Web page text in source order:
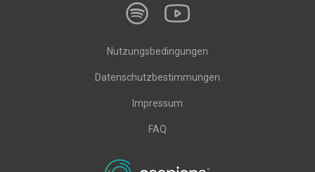
Nutzungsbedingungen
Datenschutzbestimmungen
Impressum
FAQ